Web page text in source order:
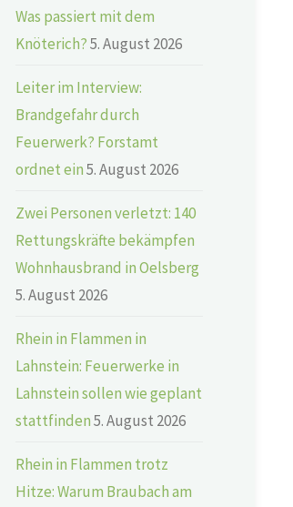
Was passiert mit dem
Knöterich?5. August 2026
Leiter im Interview:
Brandgefahr durch
Feuerwerk? Forstamt
ordnet ein5. August 2026
Zwei Personen verletzt: 140
Rettungskräfte bekämpfen
Wohnhausbrand in Oelsberg
5. August 2026
Rhein in Flammen in
Lahnstein: Feuerwerke in
Lahnstein sollen wie geplant
stattfinden5. August 2026
Rhein in Flammen trotz
Hitze: Warum Braubach am